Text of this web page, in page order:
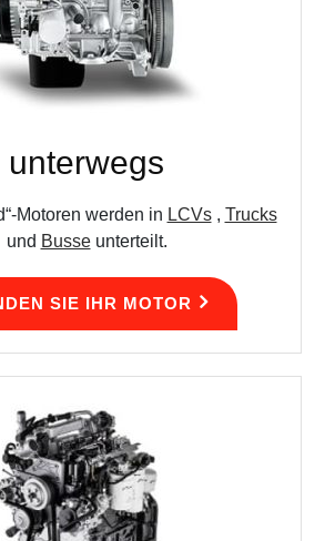
unterwegs
Motoren werden in LCVs, Trucks
und Busseunterteilt.
SIE IHR MOTOR